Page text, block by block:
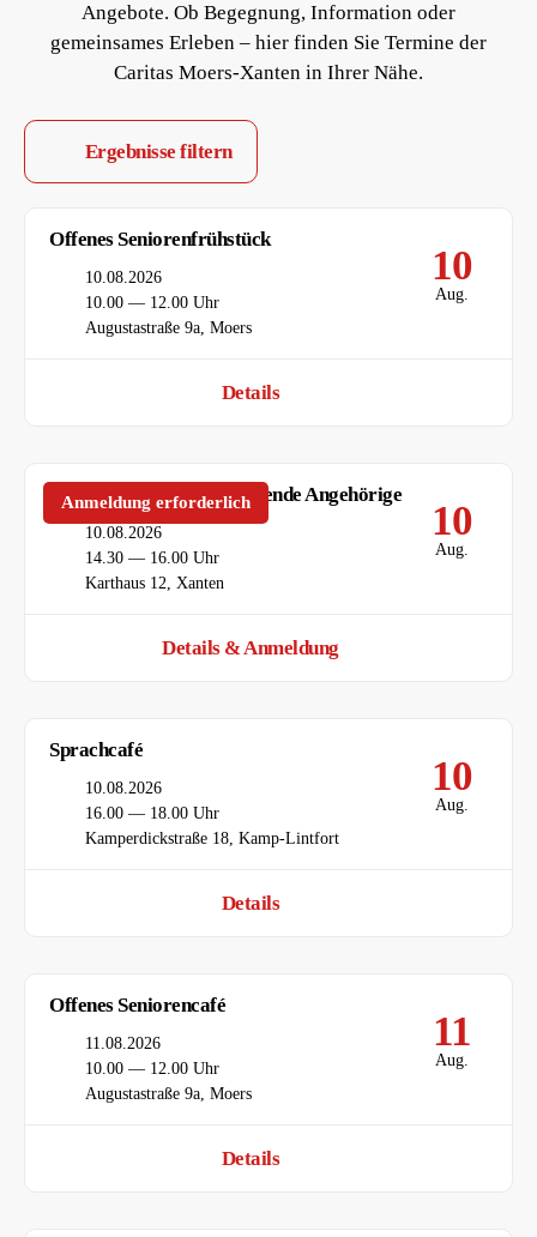
Angebote. Ob Begegnung, Information oder
gemeinsames Erleben – hier finden Sie Termine der
Caritas Moers-Xanten in Ihrer Nähe.
Ergebnisse filtern
10
Aug.
Offenes Seniorenfrühstück
Datum
10.08.2026
Uhrzeit
10.00 — 12.00 Uhr
Ort
Augustastraße 9a, Moers
Details
Anmeldung erforderlich 10
Aug.
Gesprächskreise für pflegende Angehörige
Datum
10.08.2026
Uhrzeit
14.30 — 16.00 Uhr
Ort
Karthaus 12, Xanten
Details & Anmeldung
10
Aug.
Sprachcafé
Datum
10.08.2026
Uhrzeit
16.00 — 18.00 Uhr
Ort
Kamperdickstraße 18, Kamp-Lintfort
Details
11
Aug.
Offenes Seniorencafé
Datum
11.08.2026
Uhrzeit
10.00 — 12.00 Uhr
Ort
Augustastraße 9a, Moers
Details